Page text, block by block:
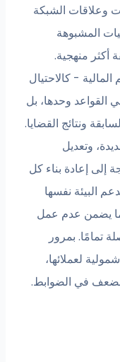
وعلاقات الشبكة
المشبوهة
أكثر منهجية.
- كالاحتيال
القواعد وحدها، بل
ونتائج القضايا.
وتعديل
إلى إعادة بناء كل
البيئة نفسها
مما يضمن عدم عمل
تمامًا. بمرور
لعملائها،
الضعف في الضوابط.